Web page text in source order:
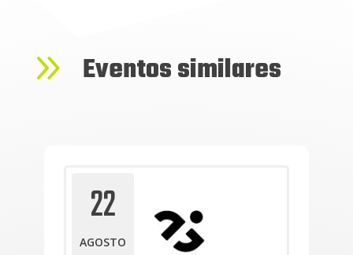
9 Eventos similares
22
AGOSTO